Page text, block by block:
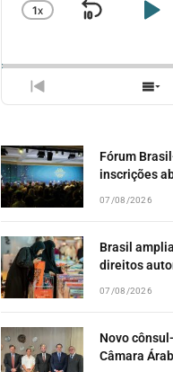
CHANGE
1X
SKIP
PREVIOUS
EPISODE
Fórum
inscrições
07/08/2026
Brasil
direitos
07/08/2026
Novo
Câmara